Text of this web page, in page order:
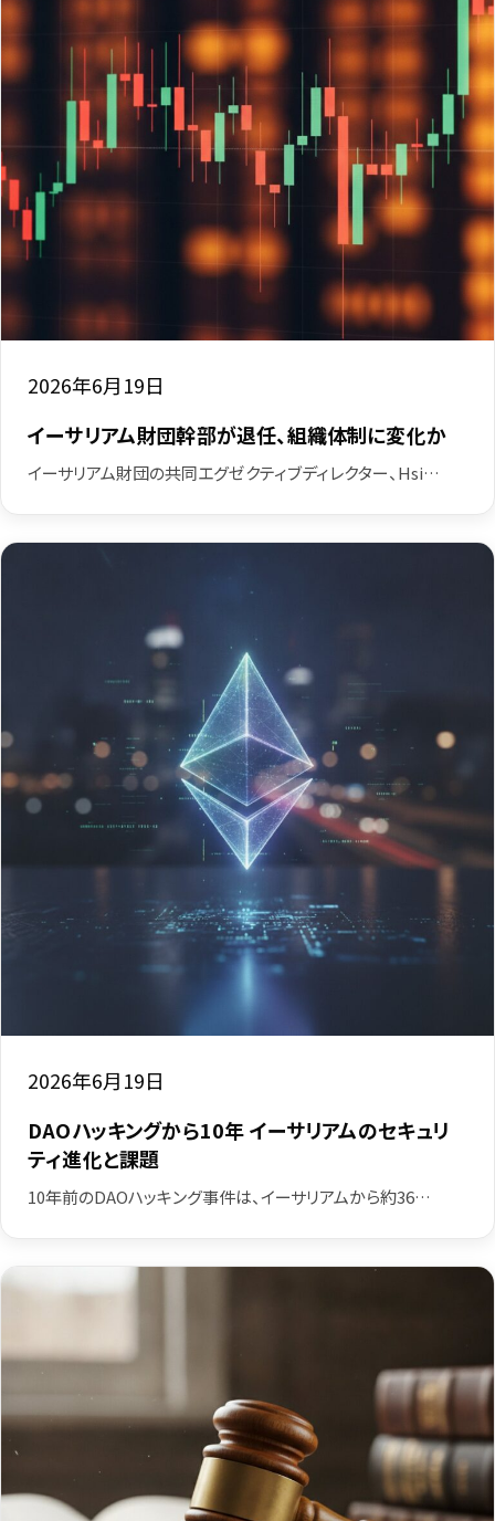
2026年6月19日
イーサリアム財団幹部が退任、組織体制に変化か
イーサリアム財団の共同エグゼクティブディレクター、Hsi…
2026年6月19日
DAOハッキングから10年 イーサリアムのセキュリ
ティ進化と課題
10年前のDAOハッキング事件は、イーサリアムから約36…